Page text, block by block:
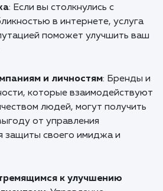
Свяжитесь с нами,
о том, как наша
в Химках
имидж вашего
клиентов и